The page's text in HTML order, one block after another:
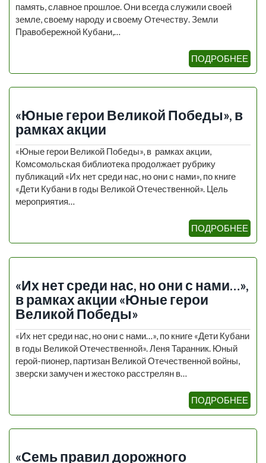
память, славное прошлое. Они всегда служили своей
земле, своему народу и своему Отечеству. Земли
Правобережной Кубани,…
ПОДРОБНЕЕ
«Юные герои Великой Победы», в
рамках акции
«Юные герои Великой Победы», в рамках акции,
Комсомольская библиотека продолжает рубрику
публикаций «Их нет среди нас, но они с нами», по книге
«Дети Кубани в годы Великой Отечественной». Цель
мероприятия…
ПОДРОБНЕЕ
«Их нет среди нас, но они с нами…»,
в рамках акции «Юные герои
Великой Победы»
«Их нет среди нас, но они с нами…», по книге «Дети Кубани
в годы Великой Отечественной». Леня Таранник. Юный
герой-пионер, партизан Великой Отечественной войны,
зверски замучен и жестоко расстрелян в…
ПОДРОБНЕЕ
«Семь правил дорожного